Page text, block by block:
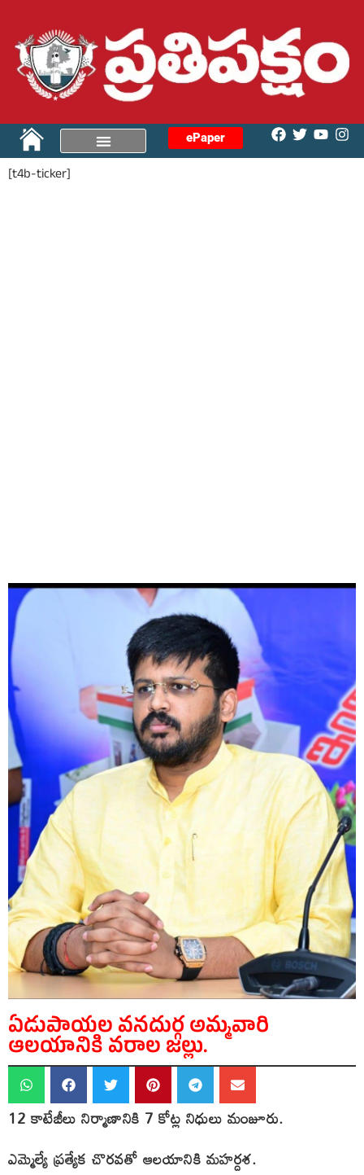
ePaper
[t4b-ticker]
ఏడుపాయల వనదుర్గ అమ్మవారి
ఆలయానికి వరాల జల్లు.
12 కాటేజీలు నిర్మాణానికి 7 కోట్ల నిధులు మంజూరు.
ఎమ్మెల్యే ప్రత్యేక చొరవతో ఆలయానికి మహర్దశ.